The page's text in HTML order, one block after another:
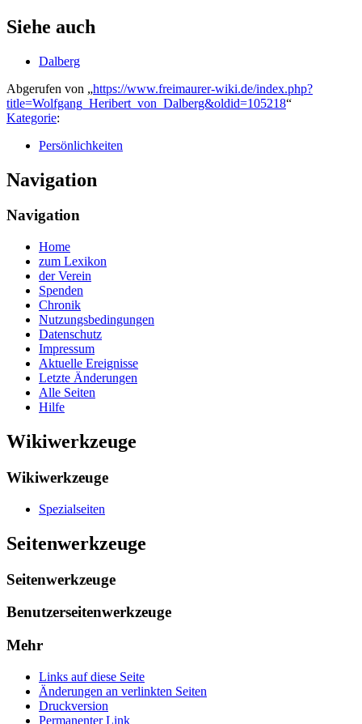
Siehe auch
Dalberg
Abgerufen von „https://www.freimaurer-wiki.de/index.php?
title=Wolfgang_Heribert_von_Dalberg&oldid=105218“
Kategorie:
Persönlichkeiten
Navigation
Navigation
Home
zum Lexikon
der Verein
Spenden
Chronik
Nutzungsbedingungen
Datenschutz
Impressum
Aktuelle Ereignisse
Letzte Änderungen
Alle Seiten
Hilfe
Wikiwerkzeuge
Wikiwerkzeuge
Spezialseiten
Seitenwerkzeuge
Seitenwerkzeuge
Benutzerseitenwerkzeuge
Mehr
Links auf diese Seite
Änderungen an verlinkten Seiten
Druckversion
Permanenter Link